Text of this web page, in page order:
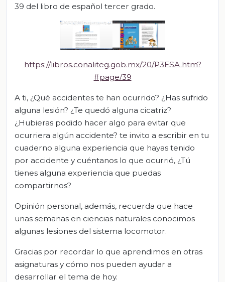
39 del libro de español tercer grado.
https://libros.conaliteg.gob.mx/20/P3ESA.htm?
#page/39
A ti, ¿Qué accidentes te han ocurrido? ¿Has sufrido
alguna lesión? ¿Te quedó alguna cicatriz?
¿Hubieras podido hacer algo para evitar que
ocurriera algún accidente? te invito a escribir en tu
cuaderno alguna experiencia que hayas tenido
por accidente y cuéntanos lo que ocurrió, ¿Tú
tienes alguna experiencia que puedas
compartirnos?
Opinión personal, además, recuerda que hace
unas semanas en ciencias naturales conocimos
algunas lesiones del sistema locomotor.
Gracias por recordar lo que aprendimos en otras
asignaturas y cómo nos pueden ayudar a
desarrollar el tema de hoy.